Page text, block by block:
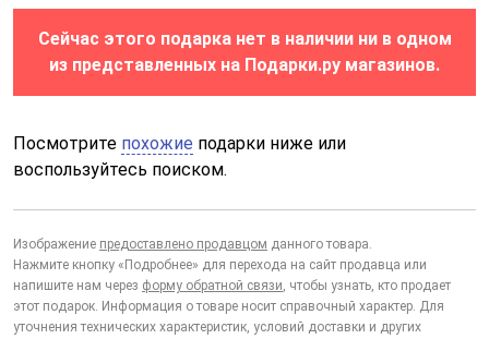
Сейчас этого подарка нет в наличии ни в одном
из представленных на Подарки.ру магазинов.
Посмотрите похожие подарки ниже или
воспользуйтесь поиском.
Изображение предоставлено продавцом данного товара.
Нажмите кнопку «Подробнее» для перехода на сайт продавца или
напишите нам через форму обратной связи, чтобы узнать, кто продает
этот подарок. Информация о товаре носит справочный характер. Для
уточнения технических характеристик, условий доставки и других